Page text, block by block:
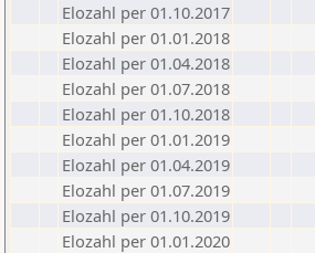
Elozahl per 01.10.2017
Elozahl per 01.01.2018
Elozahl per 01.04.2018
Elozahl per 01.07.2018
Elozahl per 01.10.2018
Elozahl per 01.01.2019
Elozahl per 01.04.2019
Elozahl per 01.07.2019
Elozahl per 01.10.2019
Elozahl per 01.01.2020